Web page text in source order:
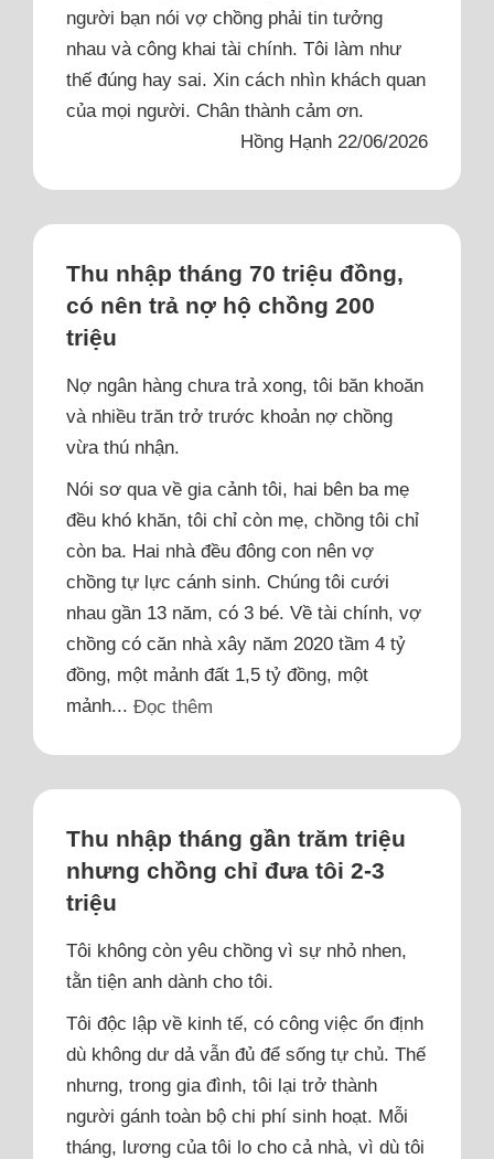
người bạn nói vợ chồng phải tin tưởng
nhau và công khai tài chính. Tôi làm như
thế đúng hay sai. Xin cách nhìn khách quan
của mọi người. Chân thành cảm ơn.
Hồng Hạnh 22/06/2026
Thu nhập tháng 70 triệu đồng,
có nên trả nợ hộ chồng 200
triệu
Nợ ngân hàng chưa trả xong, tôi băn khoăn
và nhiều trăn trở trước khoản nợ chồng
vừa thú nhận.
Nói sơ qua về gia cảnh tôi, hai bên ba mẹ
đều khó khăn, tôi chỉ còn mẹ, chồng tôi chỉ
còn ba. Hai nhà đều đông con nên vợ
chồng tự lực cánh sinh. Chúng tôi cưới
nhau gần 13 năm, có 3 bé. Về tài chính, vợ
chồng có căn nhà xây năm 2020 tầm 4 tỷ
đồng, một mảnh đất 1,5 tỷ đồng, một
mảnh...Đọc thêm
Thu nhập tháng gần trăm triệu
nhưng chồng chỉ đưa tôi 2-3
triệu
Tôi không còn yêu chồng vì sự nhỏ nhen,
tằn tiện anh dành cho tôi.
Tôi độc lập về kinh tế, có công việc ổn định
dù không dư dả vẫn đủ để sống tự chủ. Thế
nhưng, trong gia đình, tôi lại trở thành
người gánh toàn bộ chi phí sinh hoạt. Mỗi
tháng, lương của tôi lo cho cả nhà, vì dù tôi